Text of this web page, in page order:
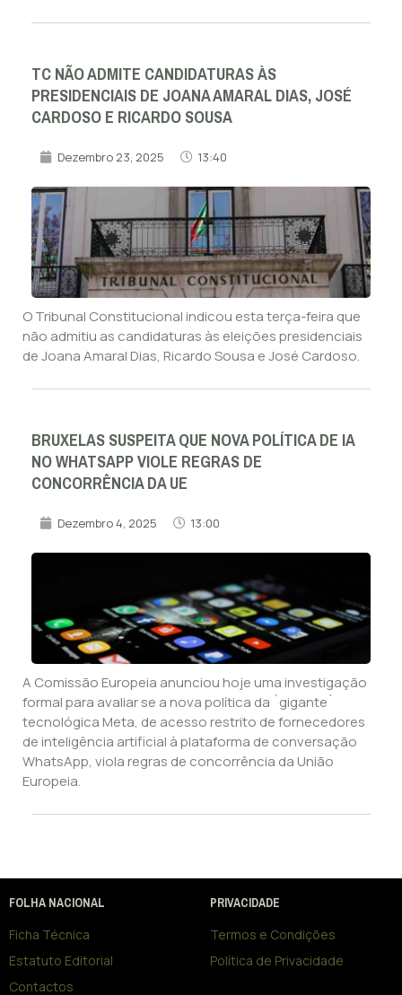
TC NÃO ADMITE CANDIDATURAS ÀS
PRESIDENCIAIS DE JOANA AMARAL DIAS, JOSÉ
CARDOSO E RICARDO SOUSA
Dezembro 23, 2025 13:40
O Tribunal Constitucional indicou esta terça-feira que
não admitiu as candidaturas às eleições presidenciais
de Joana Amaral Dias, Ricardo Sousa e José Cardoso.
BRUXELAS SUSPEITA QUE NOVA POLÍTICA DE IA
NO WHATSAPP VIOLE REGRAS DE
CONCORRÊNCIA DA UE
Dezembro 4, 2025 13:00
A Comissão Europeia anunciou hoje uma investigação
formal para avaliar se a nova política da `gigante`
tecnológica Meta, de acesso restrito de fornecedores
de inteligência artificial à plataforma de conversação
WhatsApp, viola regras de concorrência da União
Europeia.
FOLHA NACIONAL
Ficha Técnica
Estatuto Editorial
Contactos
PRIVACIDADE
Termos e Condições
Política de Privacidade